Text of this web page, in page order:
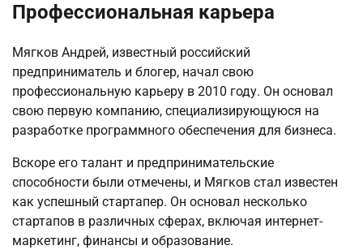
Профессиональная карьера
Мягков Андрей, известный российский
предприниматель и блогер, начал свою
профессиональную карьеру в 2010 году. Он основал
свою первую компанию, специализирующуюся на
разработке программного обеспечения для бизнеса.
Вскоре его талант и предпринимательские
способности были отмечены, и Мягков стал известен
как успешный стартапер. Он основал несколько
стартапов в различных сферах, включая интернет-
маркетинг, финансы и образование.